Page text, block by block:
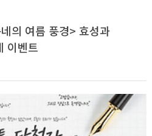
의 여름 풍경> 효성과
이벤트